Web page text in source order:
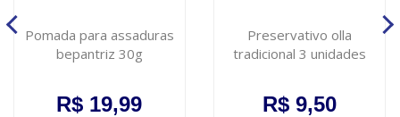
Pomada para assaduras
bepantriz 30g
R$ 19,99
Preservativo olla
tradicional 3 unidades
R$ 9,50